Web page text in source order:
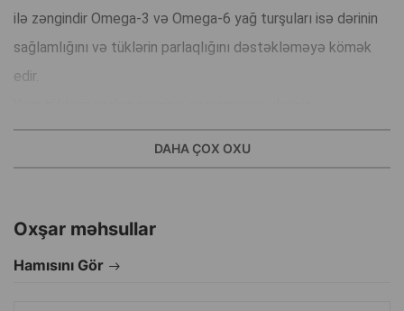
ilə zəngindir Omega-3 və Omega-6 yağ turşuları isə dərinin
sağlamlığını və tüklərin parlaqlığını dəstəkləməyə kömək
edir.
sağlamlığına və göz ətrafında piqmentasiya riskinin
azalmasına kömək edir.
balanslaşdırılmış tərkib isə dişlərin sağlamlığını
DAHA ÇOX OXU
Oxşar məhsullar
Hamısını Gör